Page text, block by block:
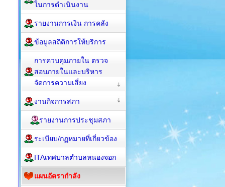
ในการดำเนินงาน
รายงานการเงิน การคลัง
ข้อมูลสถิติการให้บริการ
การควบคุมภายใน ตรวจ
สอบภายในและบริหาร
จัดการความเสี่ยง
งานกิจการสภา
รายงานการประชุมสภา
ระเบียบ/กฏหมายที่เกี่ยวข้อง
ITAเทศบาลตำบลหนองจอก
แผนอัตรากำลัง